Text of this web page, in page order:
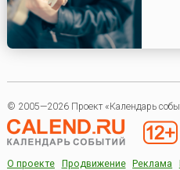
© 2005—2026 Проект «Календарь
О проекте Продвижение Реклама